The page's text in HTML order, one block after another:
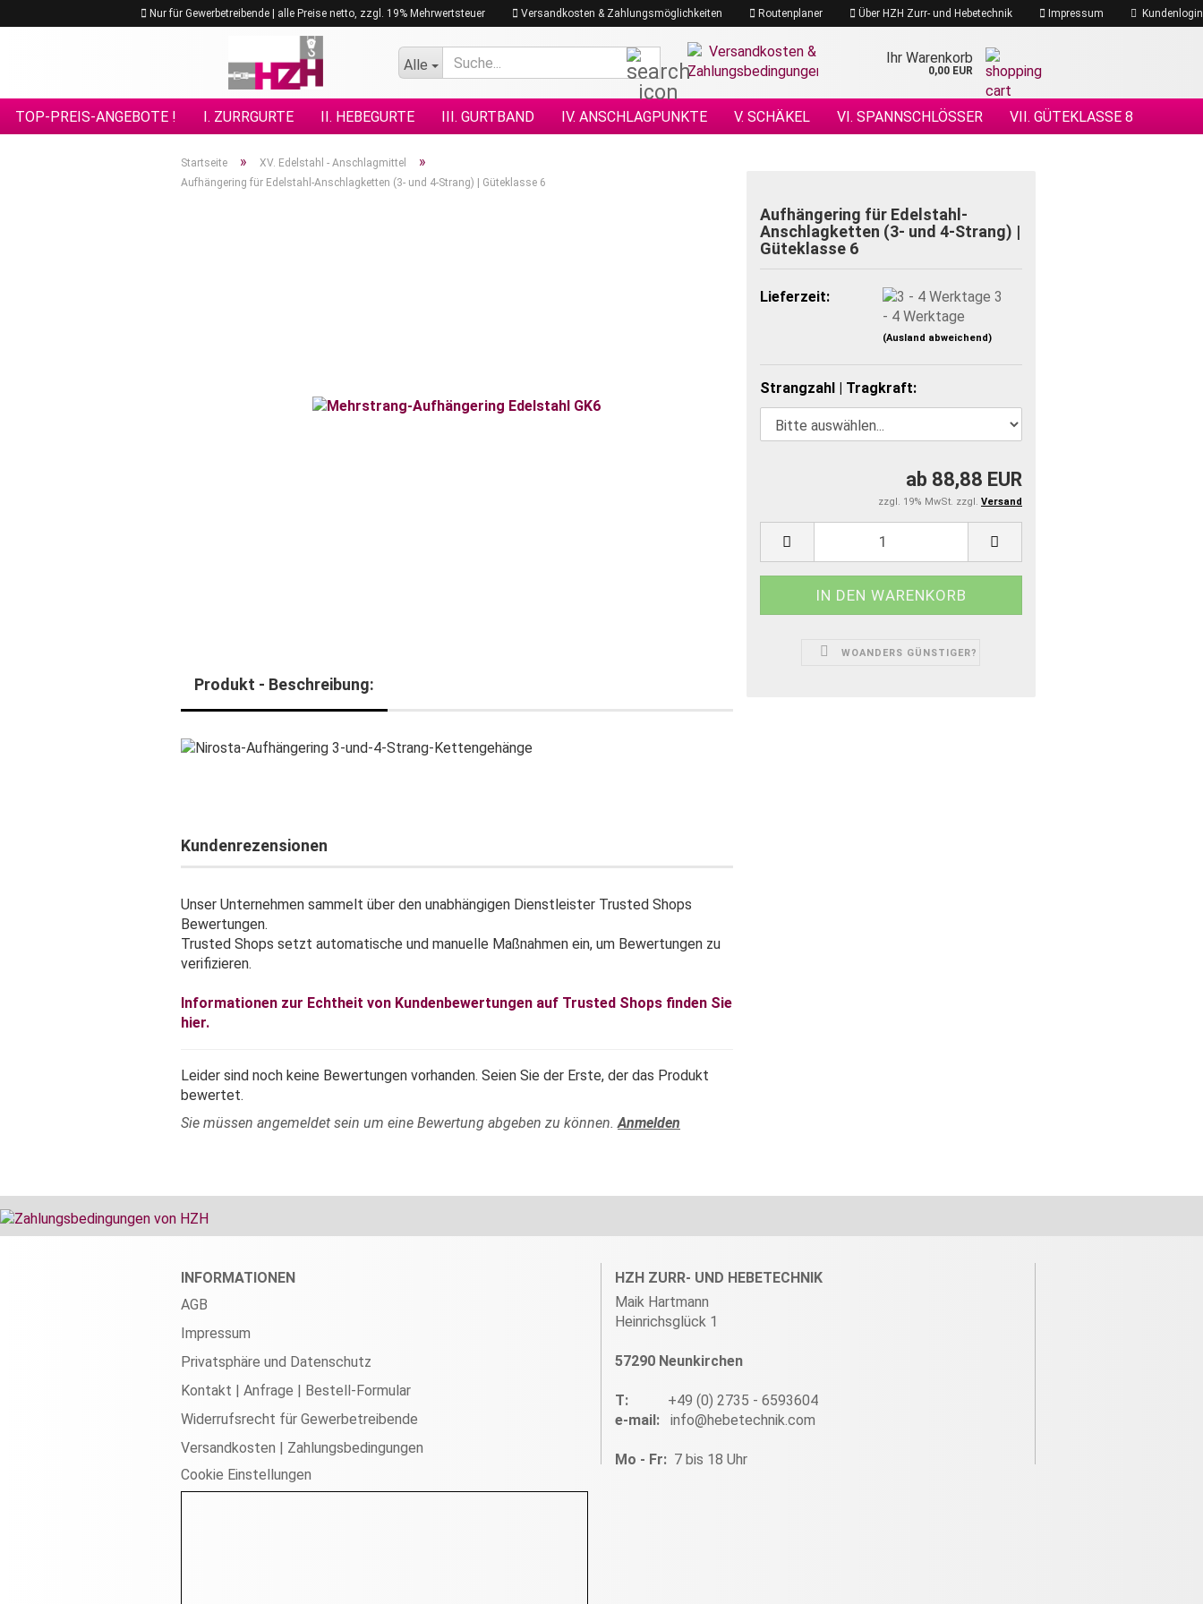
Nur für Gewerbetreibende | alle Preise netto, zzgl. 19% Mehrwertsteuer Versandkosten & Zahlungsmöglichkeiten Routenplaner Über HZH Zurr- und Hebetechnik Impressum Kundenlogin
Alle
Suche... Ihr Warenkorb
0,00 EUR
TOP-PREIS-ANGEBOTE ! I. ZURRGURTE II. HEBEGURTE III. GURTBAND IV. ANSCHLAGPUNKTE V. SCHÄKEL VI. SPANNSCHLÖSSER VII. GÜTEKLASSE 8
XV. EDELSTAHL - ANSCHLAGMITTEL XVI. FORSTPROGRAMM XVII. PLANEN & NETZE
Startseite » XV. Edelstahl - Anschlagmittel »
Aufhängering für Edelstahl-Anschlagketten (3- und 4-Strang) | Güteklasse 6
Aufhängering für Edelstahl-
Anschlagketten (3- und 4-Strang) |
Güteklasse 6
Lieferzeit:
3
- 4 Werktage
(Ausland abweichend)
Strangzahl | Tragkraft:
ab 88,88 EUR
zzgl. 19% MwSt. zzgl. Versand
WOANDERS GÜNSTIGER?
Produkt - Beschreibung:
Kundenrezensionen
Unser Unternehmen sammelt über den unabhängigen Dienstleister Trusted Shops
Bewertungen.
Trusted Shops setzt automatische und manuelle Maßnahmen ein, um Bewertungen zu
verifizieren.
Informationen zur Echtheit von Kundenbewertungen auf Trusted Shops finden Sie
hier.
Leider sind noch keine Bewertungen vorhanden. Seien Sie der Erste, der das Produkt
bewertet.
Sie müssen angemeldet sein um eine Bewertung abgeben zu können.Anmelden
INFORMATIONEN
AGB
Impressum
Privatsphäre und Datenschutz
Kontakt | Anfrage | Bestell-Formular
Widerrufsrecht für Gewerbetreibende
Versandkosten | Zahlungsbedingungen
Cookie Einstellungen
HZH ZURR- UND HEBETECHNIK
Maik Hartmann
Heinrichsglück 1
57290 Neunkirchen
T: +49 (0) 2735 - 6593604
e-mail: info@hebetechnik.com
Mo - Fr: 7 bis 18 Uhr